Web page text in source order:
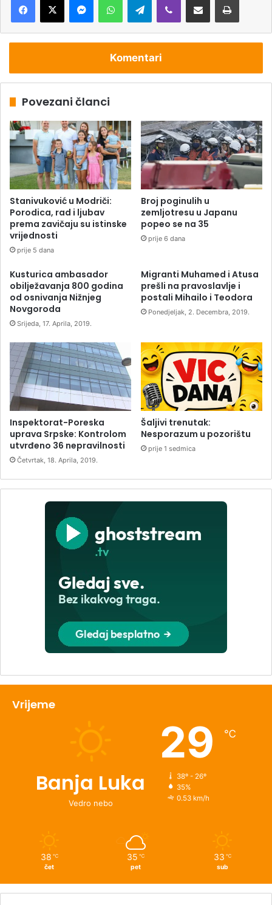
Komentari
Povezani članci
Stanivuković u Modriči:
Porodica, rad i ljubav
prema zavičaju su istinske
vrijednosti
prije 5 dana
Broj poginulih u
zemljotresu u Japanu
popeo se na 35
prije 6 dana
Kusturica ambasador
obilježavanja 800 godina
od osnivanja Nižnjeg
Novgoroda
Srijeda, 17. Aprila, 2019.
Migranti Muhamed i Atusa
prešli na pravoslavlje i
postali Mihailo i Teodora
Ponedjeljak, 2. Decembra, 2019.
Inspektorat-Poreska
uprava Srpske: Kontrolom
utvrđeno 36 nepravilnosti
Četvrtak, 18. Aprila, 2019.
Šaljivi trenutak:
Nesporazum u pozorištu
prije 1 sedmica
Vrijeme
Banja Luka
Vedro nebo
29 ℃
38º - 26º
35%
0.53 km/h
38 ℃
čet
35 ℃
pet
33 ℃
sub